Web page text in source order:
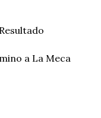
a La Meca